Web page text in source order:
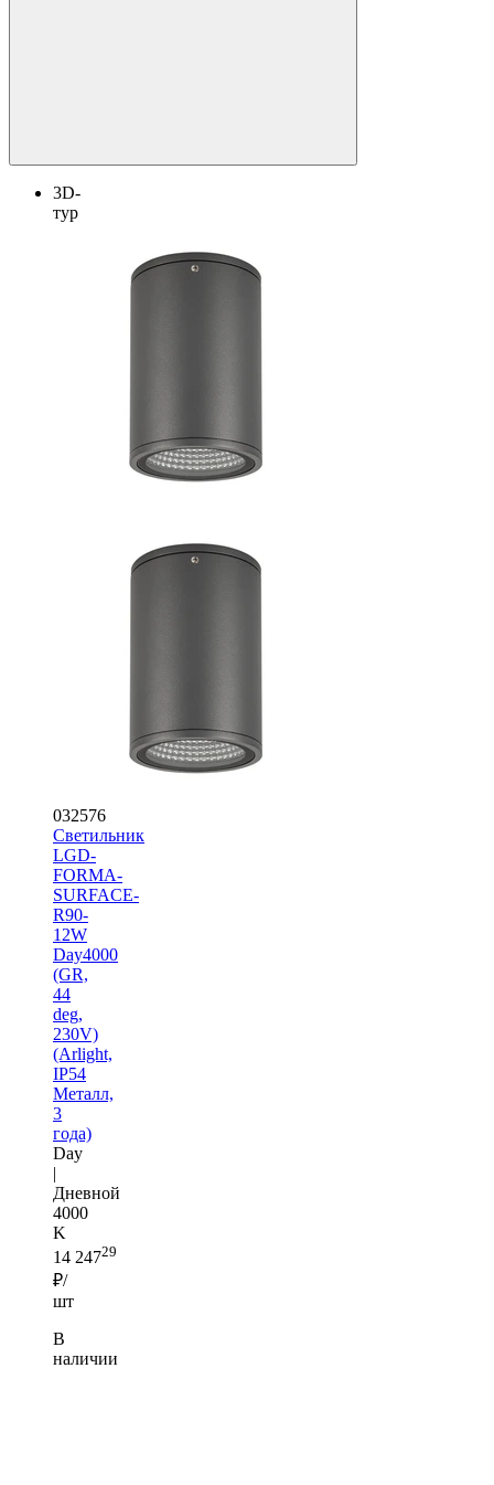
3D-
тур
032576
Светильник
LGD-
FORMA-
SURFACE-
R90-
12W
Day4000
(GR,
44
deg,
230V)
(Arlight,
IP54
Металл,
3
года)
Day
|
Дневной
4000
K
14 24729
₽/
шт
В
наличии